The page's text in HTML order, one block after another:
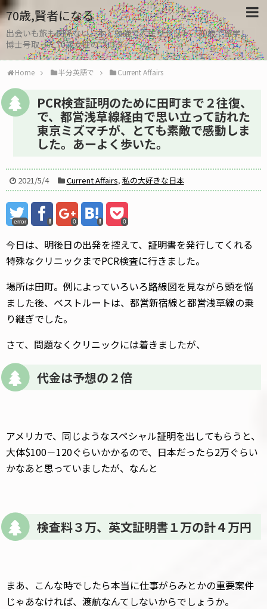
70歳,賢者になる
出会いも旅も関係ない。本と勉強で人生リセット、30歳で留学し
博士号取った70歳女性のブログ
Home 半分英語で Current Affairs
PCR検査証明のために田町まで２往復、
で、都営浅草線経由で思い立って訪れた
東京ミズマチが、とても素敵で感動しま
した。あーよく歩いた。
2021/5/4 Current Affairs, 私の大好きな日本
error 0 0
今日は、明後日の出発を控えて、証明書を発行してくれる
特殊なクリニックまでPCR検査に行きました。
場所は田町。例によっていろいろ路線図を見ながら頭を悩
ました後、ベストルートは、都営新宿線と都営浅草線の乗
り継ぎでした。
さて、問題なくクリニックには着きましたが、
代金は予想の２倍
アメリカで、同じようなスペシャル証明を出してもらうと、
大体$100－120ぐらいかかるので、日本だったら2万ぐらい
かなあと思っていましたが、なんと
検査料３万、英文証明書１万の計４万円
まあ、こんな時でしたら本当に仕事がらみとかの重要案件
じゃあなければ、渡航なんてしないからでしょうか。